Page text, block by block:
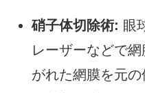
硝子体切除術: 眼
レーザーなどで
がれた網膜を元の